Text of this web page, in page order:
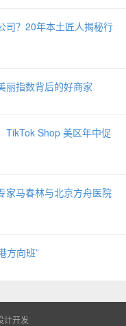
司？20年本土匠人揭秘行
丽指数背后的好商家
TikTok Shop 美区年中促
家马春林与北京方舟医院
方向班”
计开发